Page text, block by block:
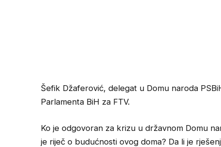
Šefik Džaferović, delegat u Domu naroda
Parlamenta BiH za FTV.
Ko je odgovoran za krizu u državnom Domu
je riječ o budućnosti ovog doma? Da li je